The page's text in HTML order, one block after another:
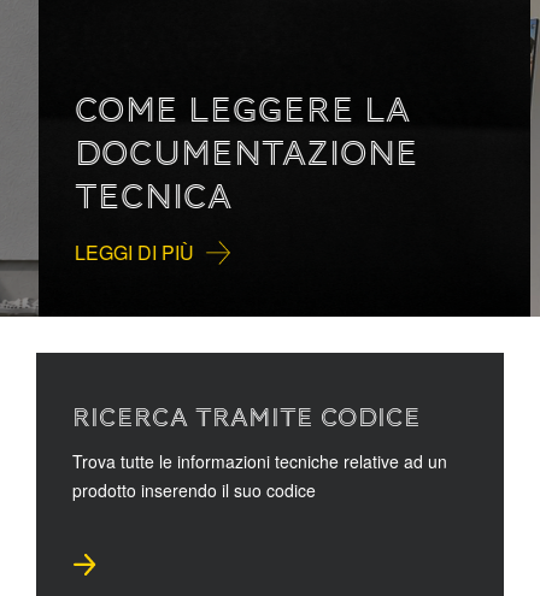
COME LEGGERE LA
DOCUMENTAZIONE
TECNICA
LEGGI DI PIÙ
RICERCA TRAMITE CODICE
Trova tutte le informazioni tecniche relative ad un
prodotto inserendo il suo codice